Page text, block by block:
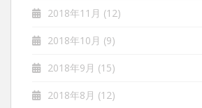
2018年11月 (12)
2018年10月 (9)
2018年9月 (15)
2018年8月 (12)